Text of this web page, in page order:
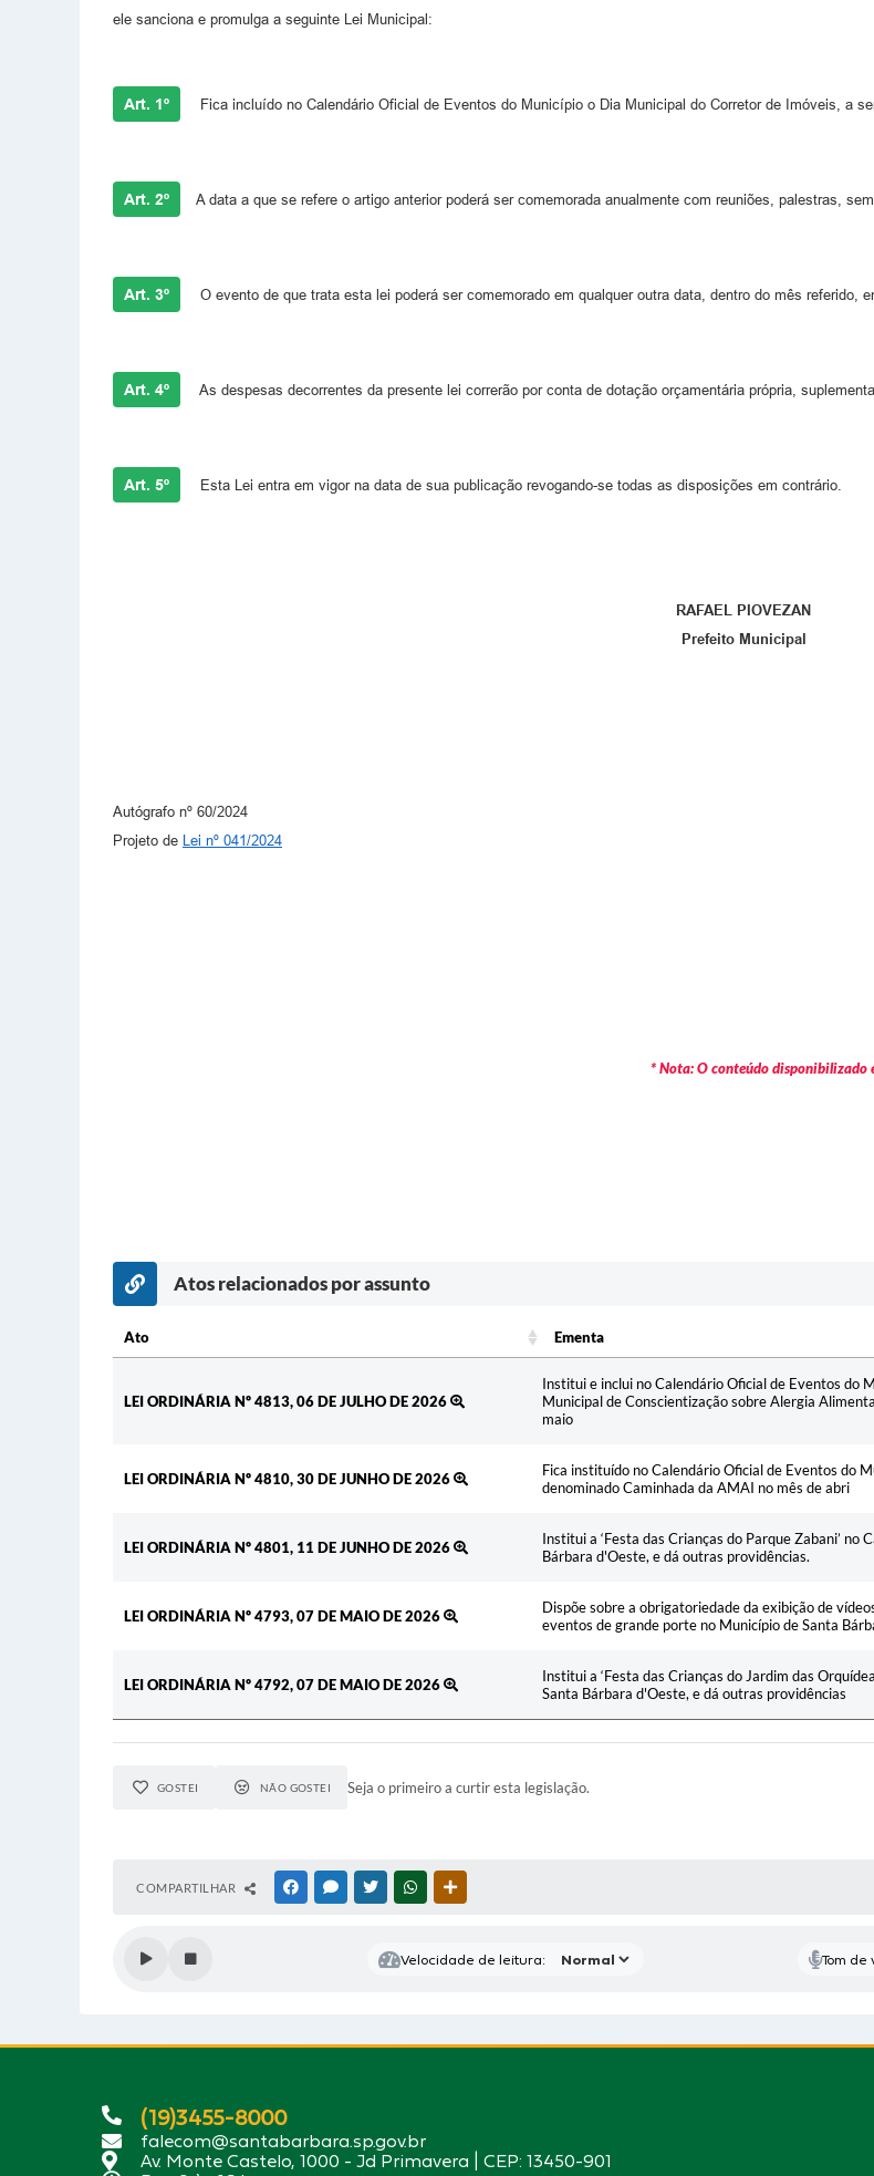
ele sanciona e promulga a seguinte Lei Municipal:
Art. 1º Fica incluído no Calendário Oficial de Eventos do Município o Dia Municipal do Corretor de Imóveis, a
Art. 2º A data a que se refere o artigo anterior poderá ser comemorada anualmente com reuniões, palestras,
Art. 3º O evento de que trata esta lei poderá ser comemorado em qualquer outra data, dentro do mês referido,
Art. 4º As despesas decorrentes da presente lei correrão por conta de dotação orçamentária própria,
Art. 5º Esta Lei entra em vigor na data de sua publicação revogando-se todas as disposições em contrário.
RAFAEL PIOVEZAN
Prefeito Municipal
Autógrafo nº 60/2024
Projeto de Lei nº 041/2024
* Nota: O conteúdo
Atos relacionados por assunto
Ato Ementa
LEI ORDINÁRIA Nº 4813, 06 DE JULHO DE 2026
Institui e inclui no Calendário Oficial de Eventos do
Municipal de Conscientização sobre Alergia
maio
LEI ORDINÁRIA Nº 4810, 30 DE JUNHO DE 2026
Fica instituído no Calendário Oficial de Eventos do
denominado Caminhada da AMAI no mês de abri
LEI ORDINÁRIA Nº 4801, 11 DE JUNHO DE 2026
Institui a ‘Festa das Crianças do Parque Zabani’
Bárbara d'Oeste, e dá outras providências.
LEI ORDINÁRIA Nº 4793, 07 DE MAIO DE 2026
Dispõe sobre a obrigatoriedade da exibição de
eventos de grande porte no Município de Santa
LEI ORDINÁRIA Nº 4792, 07 DE MAIO DE 2026
Institui a ‘Festa das Crianças do Jardim das
Santa Bárbara d'Oeste, e dá outras providências
GOSTEI NÃO GOSTEI Seja o primeiro a curtir esta legislação.
COMPARTILHAR FACEBOOKMESSENGER
TWITTERWHATSAPP
Velocidade de leitura: Tom de
(19)3455-8000
falecom@santabarbara.sp.gov.br
Av. Monte Castelo, 1000 - Jd Primavera | CEP: 13450-901